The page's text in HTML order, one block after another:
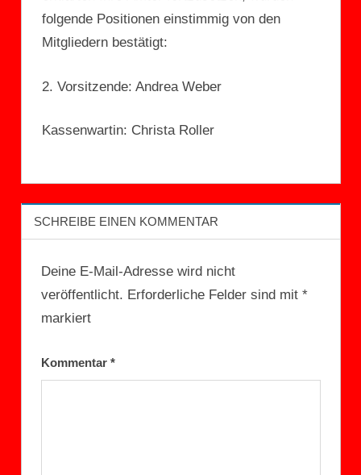
folgende Positionen einstimmig von den
Mitgliedern bestätigt:
2. Vorsitzende: Andrea Weber
Kassenwartin: Christa Roller
SCHREIBE EINEN KOMMENTAR
Deine E-Mail-Adresse wird nicht
veröffentlicht. Erforderliche Felder sind mit *
markiert
Kommentar *